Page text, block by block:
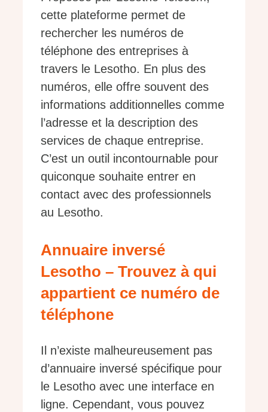
cette plateforme permet de
rechercher les numéros de
téléphone des entreprises à
travers le Lesotho. En plus des
numéros, elle offre souvent des
informations additionnelles comme
l’adresse et la description des
services de chaque entreprise.
C’est un outil incontournable pour
quiconque souhaite entrer en
contact avec des professionnels
au Lesotho.
Annuaire inversé
Lesotho – Trouvez à qui
appartient ce numéro de
téléphone
Il n’existe malheureusement pas
d’annuaire inversé spécifique pour
le Lesotho avec une interface en
ligne. Cependant, vous pouvez